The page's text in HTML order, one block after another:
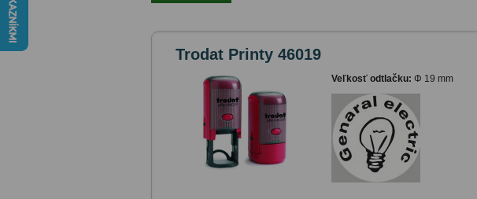
Trodat Printy 46019
Veľkosť odtlačku: Φ 19 mm